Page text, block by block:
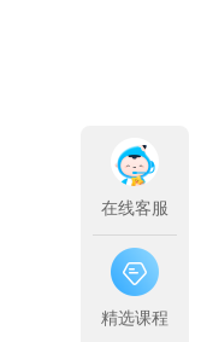
在线客服
精选课程